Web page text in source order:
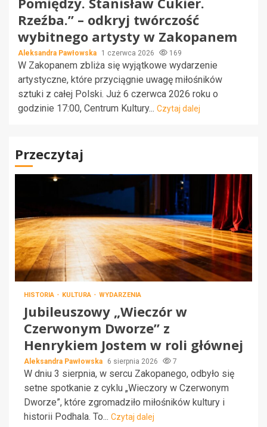
Rzeźba.” – odkryj twórczość
wybitnego artysty w Zakopanem
Aleksandra Pawłowska 1 czerwca 2026 169
W Zakopanem zbliża się wyjątkowe wydarzenie
artystyczne, które przyciągnie uwagę miłośników
sztuki z całej Polski. Już 6 czerwca 2026 roku o
godzinie 17:00, Centrum Kultury... Czytaj dalej
Przeczytaj
HISTORIA KULTURA WYDARZENIA
Jubileuszowy „Wieczór w
Czerwonym Dworze” z
Henrykiem Jostem w roli głównej
Aleksandra Pawłowska 6 sierpnia 2026 7
W dniu 3 sierpnia, w sercu Zakopanego, odbyło się
setne spotkanie z cyklu „Wieczory w Czerwonym
Dworze”, które zgromadziło miłośników kultury i
historii Podhala. To... Czytaj dalej